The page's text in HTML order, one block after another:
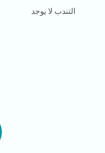
التندب لا يوجد